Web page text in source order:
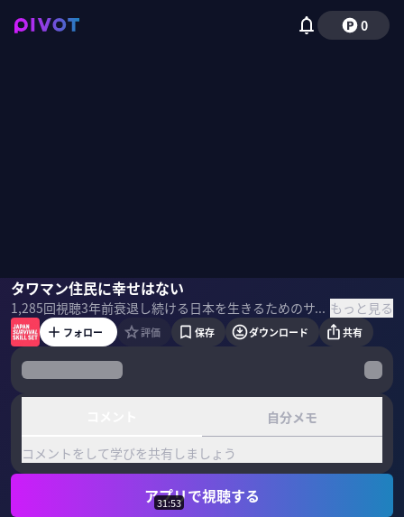
0
タワマン住民に幸せはない
1,285回視聴3年前 衰退し続ける日本を生きるためのサバイバル教養番組「JAPAN SURVIVAL SKILL SET」。社会学者 宮台真司氏とニュースキャスターで社会学者の安藤優子氏が「日本の病」を徹底的に解剖した。 ＜目次＞ もっと見る
宮台真司安藤優子
フォロー 評価 保存 ダウンロード 共有
自分メモ
コメントをして学びを共有しましょう
アプリで視聴する
31:53